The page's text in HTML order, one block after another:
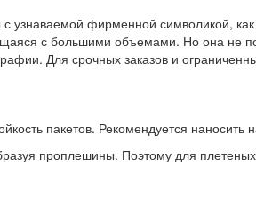
узнаваемой фирменной символикой,
с большими объемами. Но она не
Для срочных заказов и
пакетов. Рекомендуется наносить
проплешины. Поэтому для